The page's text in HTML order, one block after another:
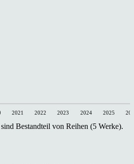
2021 2022 2023 2024 2025
Bestandteil von Reihen (5 Werke).